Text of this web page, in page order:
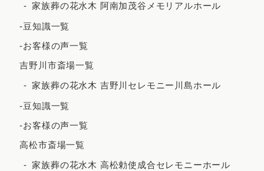
家族葬の花水木 阿南加茂谷メモリアルホール
-豆知識一覧
-お客様の声一覧
吉野川市斎場一覧
家族葬の花水木 吉野川セレモニー川島ホール
-豆知識一覧
-お客様の声一覧
高松市斎場一覧
家族葬の花水木 高松勅使成合セレモニーホール